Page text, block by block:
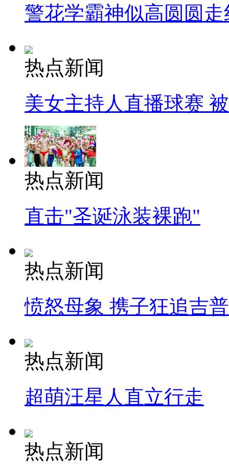
警花学霸神似高圆圆走
热点新闻
美女主持人直播球赛
热点新闻
直击"圣诞泳装裸跑"
热点新闻
愤怒母象 携子狂追吉
热点新闻
超萌汪星人直立行走
热点新闻